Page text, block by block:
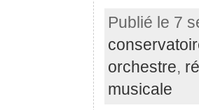
Publié le 7
orchestre,
musicale